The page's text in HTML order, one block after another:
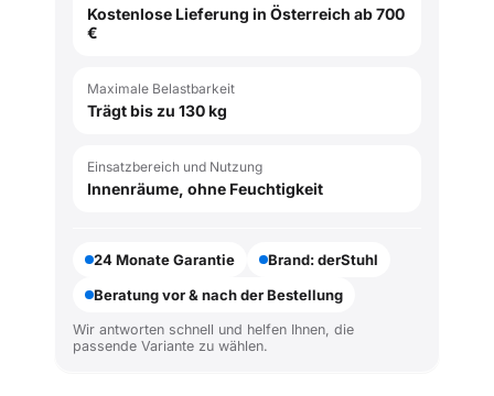
Kostenlose Lieferung in Österreich ab 700
€
Maximale Belastbarkeit
Trägt bis zu 130 kg
Einsatzbereich und Nutzung
Innenräume, ohne Feuchtigkeit
24 Monate Garantie
Brand: derStuhl
Beratung vor & nach der Bestellung
Wir antworten schnell und helfen Ihnen, die
passende Variante zu wählen.